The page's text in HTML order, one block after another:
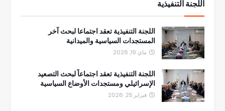
اللجنة التنفيذية
اللجنة التنفيذية تعقد اجتماعا لبحث آخر
المستجدات السياسية والميدانية
ماي 19, 2026
اللجنة التنفيذية تعقد اجتماعاً لبحث التصعيد
الإسرائيلي ومستجدات الأوضاع السياسية
فبراير 25, 2026